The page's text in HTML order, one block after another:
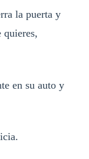
la puerta y
en su auto y